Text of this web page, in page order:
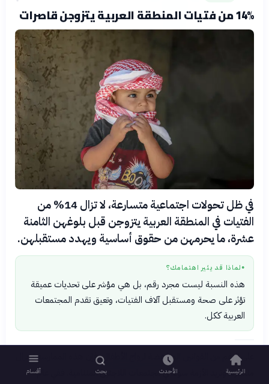
14% من فتيات المنطقة العربية يتزوجن قاصرات
في ظل تحولات اجتماعية متسارعة، لا تزال 14% من
الفتيات في المنطقة العربية يتزوجن قبل بلوغهن الثامنة
عشرة، ما يحرمهن من حقوق أساسية ويهدد مستقبلهن.
● لماذا قد يثير اهتمامك؟
هذه النسبة ليست مجرد رقم، بل هي مؤشر على تحديات عميقة
تؤثر على صحة ومستقبل آلاف الفتيات، وتعيق تقدم المجتمعات
العربية ككل.
على الرغم من القوانين المناهضة لزواج الأطفال، فإن هذه الممارسة لا تزال
منتشرة، وتزيد الأزمة سوءًا في مجتمعات اللاجئين المتنامية. ففي عام
الرئيسية الأحدث بحث أقسام